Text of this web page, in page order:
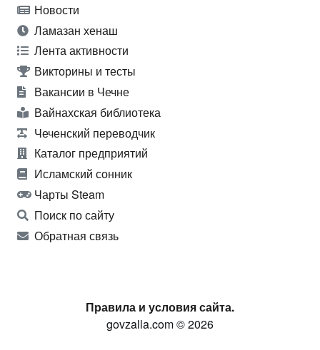
Новости
Ламазан хенаш
Лента активности
Викторины и тесты
Вакансии в Чечне
Вайнахская библиотека
Чеченский переводчик
Каталог предприятий
Исламский сонник
Чарты Steam
Поиск по сайту
Обратная связь
Правила и условия сайта.
govzalla.com © 2026